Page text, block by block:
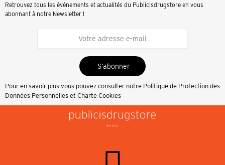
Retrouvez tous les événements et actualités du Publicisdrugstore en vous
abonnant à notre Newsletter !
S’abonner
Pour en savoir plus vous pouvez consulter notre Politique de Protection des
Données Personnelles et Charte Cookies